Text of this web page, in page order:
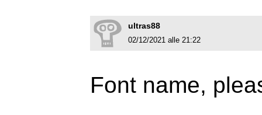
ultras88
02/12/2021 alle 21:22
Font name,